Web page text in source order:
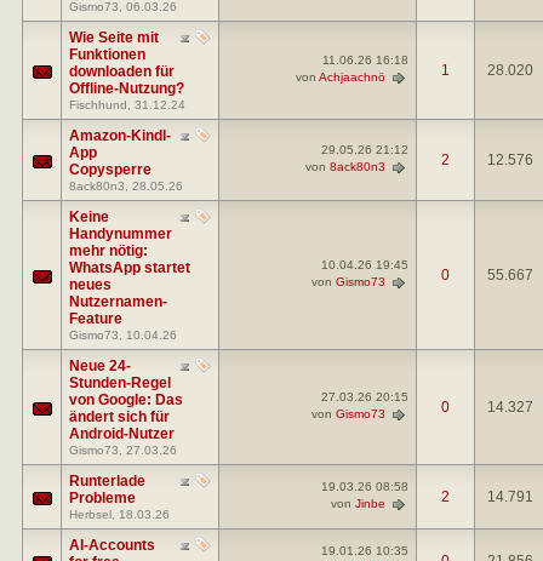
Gismo73 , 06.03.26
Wie Seite mit
Funktionen
downloaden für
Offline-Nutzung?
Fischhund , 31.12.24
11.06.26 16:18
von Achjaachnö 1 28.020
Amazon-Kindl-
App
Copysperre
8ack80n3 , 28.05.26
29.05.26 21:12
von 8ack80n3 2 12.576
Keine
Handynummer
mehr nötig:
WhatsApp startet
neues
Nutzernamen-
Feature
Gismo73 , 10.04.26
10.04.26 19:45
von Gismo73 0 55.667
Neue 24-
Stunden-Regel
von Google: Das
ändert sich für
Android-Nutzer
Gismo73 , 27.03.26
27.03.26 20:15
von Gismo73 0 14.327
Runterlade
Probleme
Herbsel , 18.03.26
19.03.26 08:58
von Jinbe 2 14.791
AI-Accounts
19.01.26 10:35